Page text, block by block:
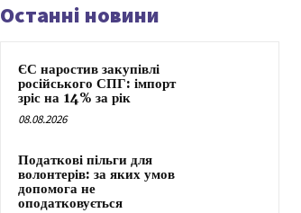
Останні новини
ЄС наростив закупівлі
російського СПГ: імпорт
зріс на 14% за рік
08.08.2026
Податкові пільги для
волонтерів: за яких умов
допомога не
оподатковується